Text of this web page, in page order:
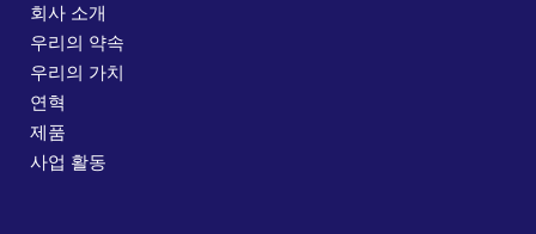
회사 소개
우리의 약속
우리의 가치
연혁
제품
사업 활동